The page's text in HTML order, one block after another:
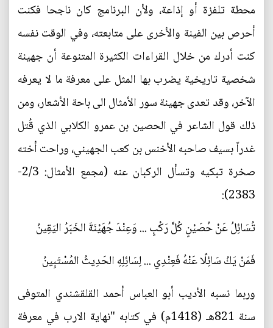
محطة تلفزة أو إذاعة، ولأن البرنامج كان ناجحا فكنت
أحرص بين الفينة والأخرى على متابعته، وفي الوقت نفسه
كنت أدرك من خلال القراءات الكثيرة المتنوعة أن جهينة
شخصية تاريخية يضرب بها المثل على معرفة ما لا يعرفه
الآخر، وقد تعدى جهينة سور الأمثال الى باحة الأشعار، ومن
ذلك قول الشاعر في الحصين بن عمرو الكلابي الذي قُتل
غدراً بسيف صاحبه الأخنس بن كعب الجهيني، وراحت أخته
صخرة تبكيه وتسأل الركبان عنه (مجمع الأمثال: 2/3-
2383):
تُسَائِلُ عَنْ حُصَيْنٍ كُلَّ رَكْبٍ ... وَعِنْدَ جُهَيْنَةَ الخَبَرُ اليَقِينُ
فَمَنْ يَكُ سَائِلًا عَنْهُ فَعِنْدِي ... لِسَائِلِهِ الحَدِيثُ المُسْتَبِينُ
وربما نسبه الأديب أبو العباس أحمد القلقشندي المتوفى
سنة 821هـ (1418م) في كتابه "نهاية الارب في معرفة